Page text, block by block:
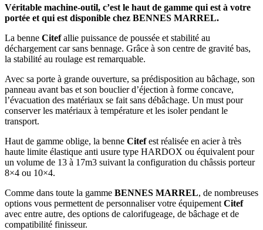
Véritable machine-outil, c’est le haut de gamme qui est à votre
portée et qui est disponible chez BENNES MARREL.
La benne Citefallie puissance de poussée et stabilité au
déchargement car sans bennage. Grâce à son centre de gravité bas,
la stabilité au roulage est remarquable.
Avec sa porte à grande ouverture, sa prédisposition au bâchage, son
panneau avant bas et son bouclier d’éjection à forme concave,
l’évacuation des matériaux se fait sans débâchage. Un must pour
conserver les matériaux à température et les isoler pendant le
transport.
Haut de gamme oblige, la benne Citefest réalisée en acier à très
haute limite élastique anti usure type HARDOX ou équivalent pour
un volume de 13 à 17m3 suivant la configuration du châssis porteur
8×4 ou 10×4.
Comme dans toute la gamme BENNES MARREL, de nombreuses
options vous permettent de personnaliser votre équipement Citef
avec entre autre, des options de calorifugeage, de bâchage et de
compatibilité finisseur.